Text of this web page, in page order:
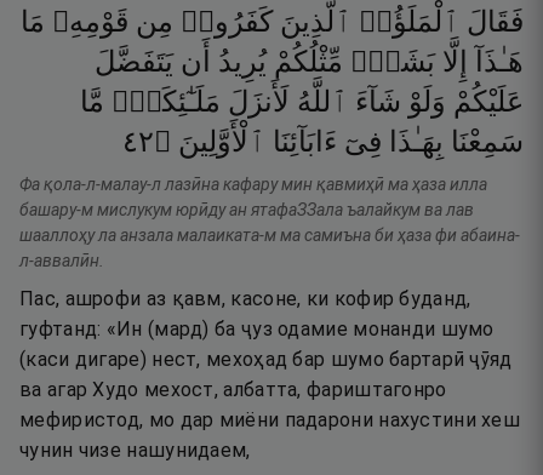
فَقَالَ ٱلْمَلَؤُا۟ ٱلَّذِينَ كَفَرُوا۟ مِن قَوْمِهِۦ مَا
هَـٰذَآ
إِلَّا بَشَرٌۭ مِّثْلُكُمْ يُرِيدُ أَن يَتَفَضَّلَ
عَلَيْكُمْ وَلَوْ شَآءَ ٱللَّهُ لَأَنزَلَ مَلَـٰٓئِكَةًۭ مَّا
سَمِعْنَا بِهَـٰذَا فِىٓ ءَابَآئِنَا ٱلْأَوَّلِينَ ۝٢٤
Фа қола-л-малау-л лазӣна кафару мин қавмиҳӣ ма ҳаза илла
башару-м мислукум юрӣду ан ятафаЗЗала ъалайкум ва лав
шааллоҳу ла анзала малаиката-м ма самиъна би ҳаза фи абаина-
л-аввалӣн.
Пас, ашрофи аз қавм, касоне, ки кофир буданд,
гуфтанд: «Ин (мард) ба ҷуз одамие монанди шумо
(каси дигаре) нест, мехоҳад бар шумо бартарӣ ҷӯяд
ва агар Худо мехост, албатта, фариштагонро
мефиристод, мо дар миёни падарони нахустини хеш
чунин чизе нашунидаем,